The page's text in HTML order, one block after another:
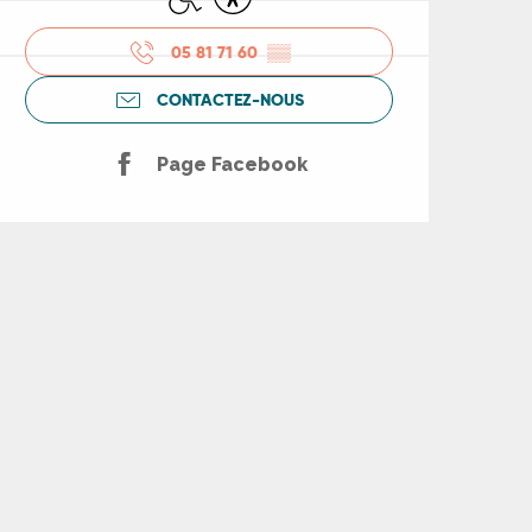
05 81 71 60 ▒▒
CONTACTEZ-NOUS
Page Facebook